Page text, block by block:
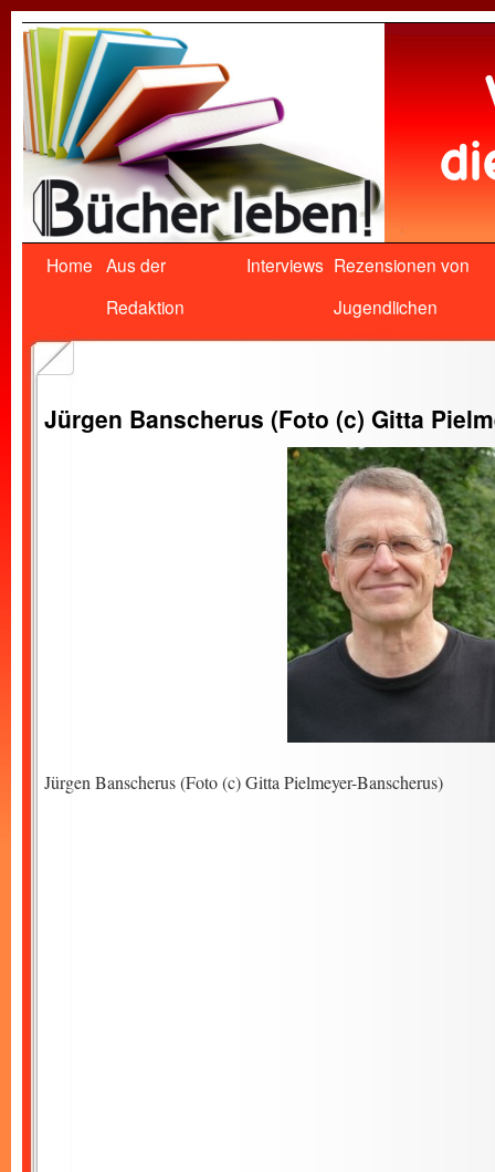
Home Aus der
Redaktion
Interviews Rezensionen von
Jugendlichen
Jürgen Banscherus (Foto (c) Gitta
Jürgen Banscherus (Foto (c) Gitta Pielmeyer-Banscherus)